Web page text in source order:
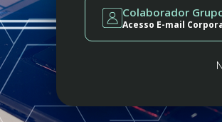
Colaborador
Acesso E-mail